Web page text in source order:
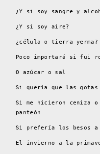
¿Y si soy sangre y
¿Y si soy aire?
¿célula o tierra yerma?
Poco importará si fui
O azúcar o sal
Si quería que las
Si me hicieron ceniza o
panteón
Si prefería los besos a
El invierno a la